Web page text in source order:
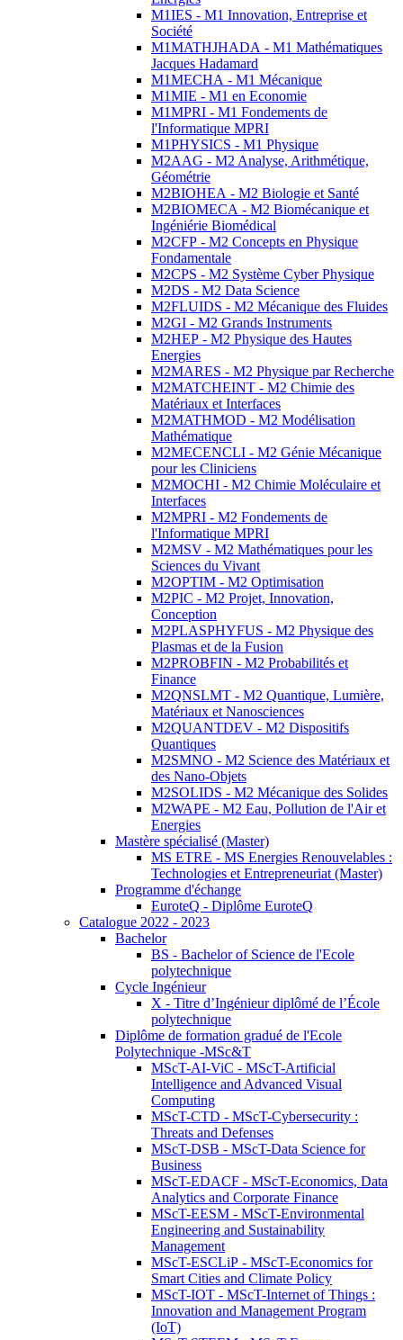
M1IES - M1 Innovation, Entreprise et
Société
M1MATHJHADA - M1 Mathématiques
Jacques Hadamard
M1MECHA - M1 Mécanique
M1MIE - M1 en Economie
M1MPRI - M1 Fondements de
l'Informatique MPRI
M1PHYSICS - M1 Physique
M2AAG - M2 Analyse, Arithmétique,
Géométrie
M2BIOHEA - M2 Biologie et Santé
M2BIOMECA - M2 Biomécanique et
Ingéniérie Biomédical
M2CFP - M2 Concepts en Physique
Fondamentale
M2CPS - M2 Système Cyber Physique
M2DS - M2 Data Science
M2FLUIDS - M2 Mécanique des Fluides
M2GI - M2 Grands Instruments
M2HEP - M2 Physique des Hautes
Energies
M2MARES - M2 Physique par Recherche
M2MATCHEINT - M2 Chimie des
Matériaux et Interfaces
M2MATHMOD - M2 Modélisation
Mathématique
M2MECENCLI - M2 Génie Mécanique
pour les Cliniciens
M2MOCHI - M2 Chimie Moléculaire et
Interfaces
M2MPRI - M2 Fondements de
l'Informatique MPRI
M2MSV - M2 Mathématiques pour les
Sciences du Vivant
M2OPTIM - M2 Optimisation
M2PIC - M2 Projet, Innovation,
Conception
M2PLASPHYFUS - M2 Physique des
Plasmas et de la Fusion
M2PROBFIN - M2 Probabilités et
Finance
M2QNSLMT - M2 Quantique, Lumière,
Matériaux et Nanosciences
M2QUANTDEV - M2 Dispositifs
Quantiques
M2SMNO - M2 Science des Matériaux et
des Nano-Objets
M2SOLIDS - M2 Mécanique des Solides
M2WAPE - M2 Eau, Pollution de l'Air et
Energies
Mastère spécialisé (Master)
MS ETRE - MS Energies Renouvelables :
Technologies et Entrepreneuriat (Master)
Programme d'échange
EuroteQ - Diplôme EuroteQ
Catalogue 2022 - 2023
Bachelor
BS - Bachelor of Science de l'Ecole
polytechnique
Cycle Ingénieur
X - Titre d’Ingénieur diplômé de l’École
polytechnique
Diplôme de formation gradué de l'Ecole
Polytechnique -MSc&T
MScT-AI-ViC - MScT-Artificial
Intelligence and Advanced Visual
Computing
MScT-CTD - MScT-Cybersecurity :
Threats and Defenses
MScT-DSB - MScT-Data Science for
Business
MScT-EDACF - MScT-Economics, Data
Analytics and Corporate Finance
MScT-EESM - MScT-Environmental
Engineering and Sustainability
Management
MScT-ESCLiP - MScT-Economics for
Smart Cities and Climate Policy
MScT-IOT - MScT-Internet of Things :
Innovation and Management Program
(IoT)